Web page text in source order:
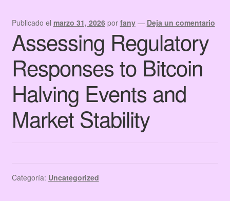
Checkout
Home
Información de Compra
My Account
Terms & Conditions
Publicado el marzo 31, 2026 por fany — Deja un comentario
Assessing Regulatory
Responses to Bitcoin
Halving Events and
Market Stability
Categoría: Uncategorized